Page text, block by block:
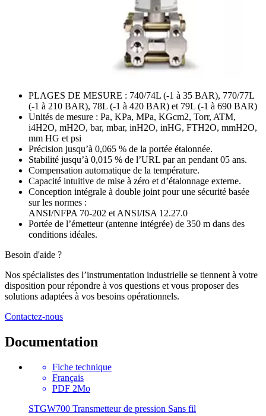
PLAGES DE MESURE : 740/74L (-1 à 35 BAR), 770/77L
(-1 à 210 BAR), 78L (-1 à 420 BAR) et 79L (-1 à 690 BAR)
Unités de mesure : Pa, KPa, MPa, KGcm2, Torr, ATM,
i4H2O, mH2O, bar, mbar, inH2O, inHG, FTH2O, mmH2O,
mm HG et psi
Précision jusqu’à 0,065 % de la portée étalonnée.
Stabilité jusqu’à 0,015 % de l’URL par an pendant 05 ans.
Compensation automatique de la température.
Capacité intuitive de mise à zéro et d’étalonnage externe.
Conception intégrale à double joint pour une sécurité basée
sur les normes :
ANSI/NFPA 70-202 et ANSI/ISA 12.27.0
Portée de l’émetteur (antenne intégrée) de 350 m dans des
conditions idéales.
Besoin d'aide ?
Nos spécialistes des l’instrumentation industrielle se tiennent à votre
disposition pour répondre à vos questions et vous proposer des
solutions adaptées à vos besoins opérationnels.
Contactez-nous
Documentation
Fiche technique
Français
PDF 2Mo
STGW700 Transmetteur de pression Sans fil